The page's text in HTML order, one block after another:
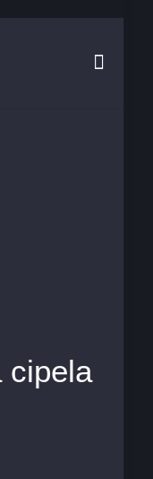
cipela